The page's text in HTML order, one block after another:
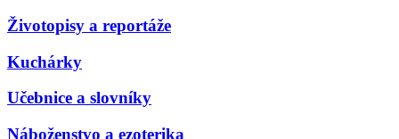
Životopisy a reportáže
Kuchárky
Učebnice a slovníky
Náboženstvo a ezoterika